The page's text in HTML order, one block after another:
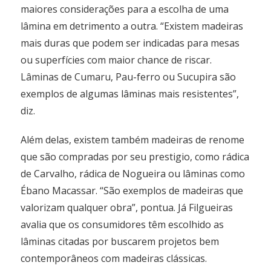
maiores considerações para a escolha de uma
lâmina em detrimento a outra. “Existem madeiras
mais duras que podem ser indicadas para mesas
ou superfícies com maior chance de riscar.
Lâminas de Cumaru, Pau-ferro ou Sucupira são
exemplos de algumas lâminas mais resistentes”,
diz.
Além delas, existem também madeiras de renome
que são compradas por seu prestigio, como rádica
de Carvalho, rádica de Nogueira ou lâminas como
Ébano Macassar. “São exemplos de madeiras que
valorizam qualquer obra”, pontua. Já Filgueiras
avalia que os consumidores têm escolhido as
lâminas citadas por buscarem projetos bem
contemporâneos com madeiras clássicas.